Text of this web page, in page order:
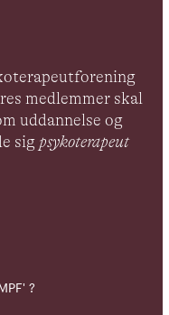
medlemmer skal
uddannelse og
sig psykoterapeut
?